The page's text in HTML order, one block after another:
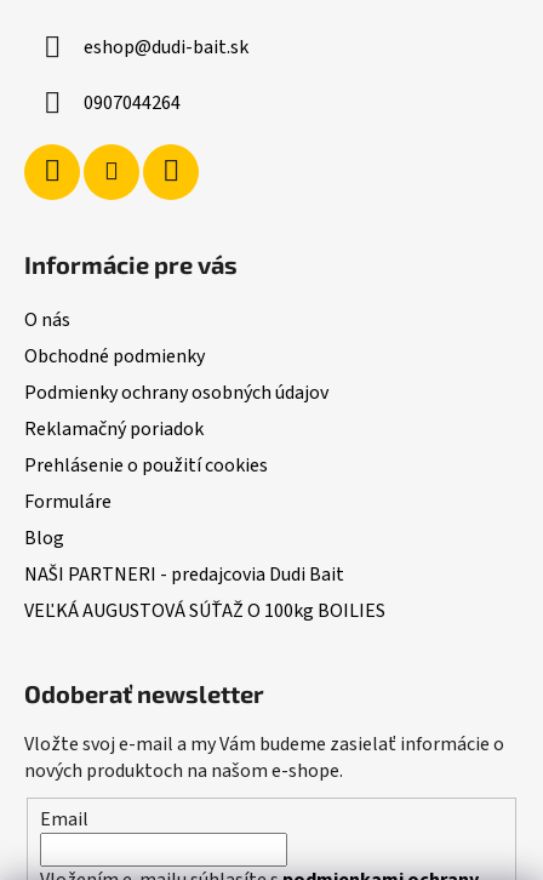
eshop@dudi-bait.sk
0907044264
Informácie pre vás
O nás
Obchodné podmienky
Podmienky ochrany osobných údajov
Reklamačný poriadok
Prehlásenie o použití cookies
Formuláre
Blog
NAŠI PARTNERI - predajcovia Dudi Bait
VEĽKÁ AUGUSTOVÁ SÚŤAŽ O 100kg BOILIES
Odoberať newsletter
Vložte svoj e-mail a my Vám budeme zasielať informácie o
nových produktoch na našom e-shope.
Email